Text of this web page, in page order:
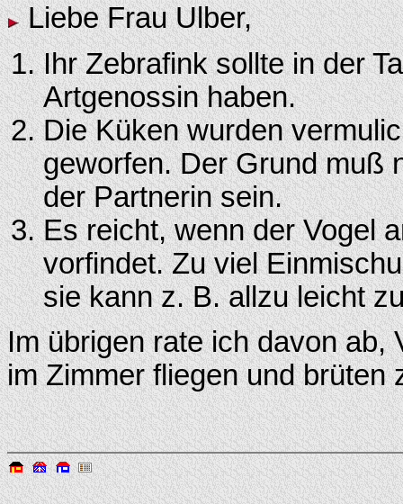
Liebe Frau Ulber,
Ihr Zebrafink sollte in der
Artgenossin haben.
Die Küken wurden
geworfen. Der Grund muß
der Partnerin sein.
Es reicht, wenn der Vogel
vorfindet. Zu viel
sie kann z. B. allzu leicht
Im übrigen rate ich davon ab,
im Zimmer fliegen und